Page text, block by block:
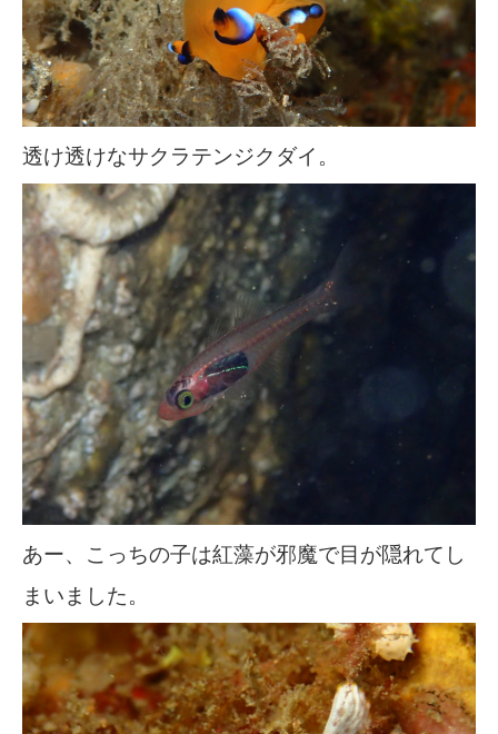
透け透けなサクラテンジクダイ。
あー、こっちの子は紅藻が邪魔で目が隠れてし
まいました。